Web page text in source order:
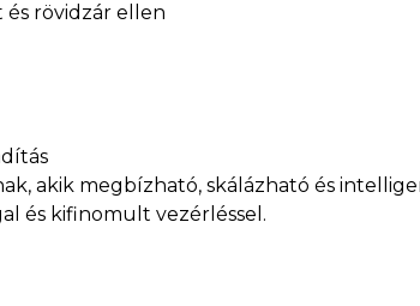
rövidzár ellen
akik megbízható, skálázható és
és kifinomult vezérléssel.